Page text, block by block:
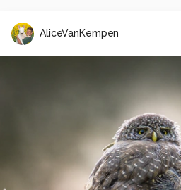
AliceVanKempen